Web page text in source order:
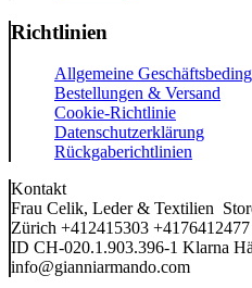
Richtlinien
Allgemeine
Bestellungen & Versand
Cookie-Richtlinie
Datenschutzerklärung
Rückgaberichtlinien
Kontakt
Frau Celik, Leder & Textilien
Zürich +412415303
ID CH-020.1.903.396-1 Klarna
info@gianniarmando.com